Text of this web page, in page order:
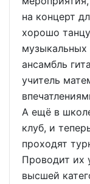
на концерт
хорошо
музыкальных
ансамбль
учитель
А ещё в
клуб, и
проходят
Проводит их
высшей